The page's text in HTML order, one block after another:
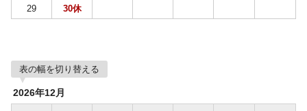
29
30休
表の幅を切り替える
2026年12月